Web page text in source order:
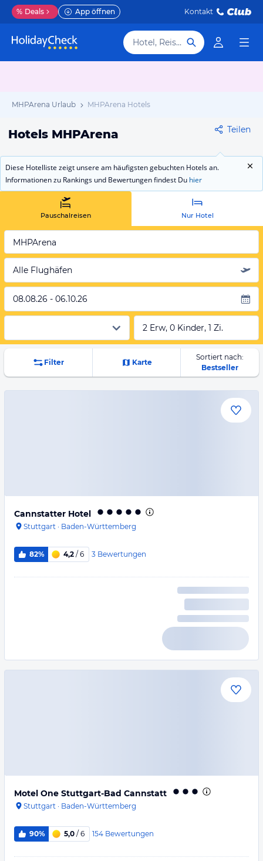
% Deals App öffnen Kontakt
Hotel, Reiseziel
MHPArena Urlaub MHPArena Hotels
Hotels MHPArena Teilen
Diese Hotelliste zeigt unsere am häufigsten gebuchten Hotels an.
Informationen zu Rankings und Bewertungen findest Du hier
Pauschalreisen Nur Hotel
MHPArena
Alle Flughäfen
08.08.26 - 06.10.26
2 Erw, 0 Kinder, 1 Zi.
Filter Karte
Sortiert nach:
Bestseller
Cannstatter Hotel
Stuttgart · Baden-Württemberg
82% 4,2 / 6 3 Bewertungen
Motel One Stuttgart-Bad Cannstatt
Stuttgart · Baden-Württemberg
90% 5,0 / 6 154 Bewertungen